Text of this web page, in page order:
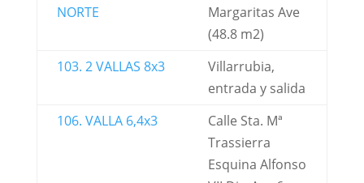
NORTE
Margaritas Ave
(48.8 m2)
103. 2 VALLAS 8x3
Villarrubia,
entrada y salida
106. VALLA 6,4x3
Calle Sta. Mª
Trassierra
Esquina Alfonso